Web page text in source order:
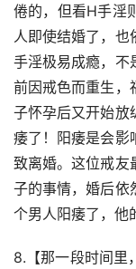
倦的，但看H手淫
人即使结婚了，也
手淫极易成瘾，不
前因戒色而重生，
子怀孕后又开始放
痿了！阳痿是会影
致离婚。这位戒友
子的事情，婚后依
个男人阳痿了，他
8.【那一段时间里